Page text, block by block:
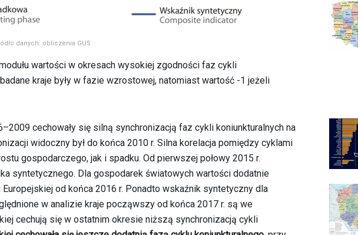
danych: obliczenia GUS
wartości w okresach wysokiej zgodności faz cykli
kraje były w fazie wzrostowej, natomiast wartość -1 jeżeli
cechowały się silną synchronizacją faz cykli koniunkturalnych na
widoczny był do końca 2010 r. Silna korelacja pomiędzy cyklami
gospodarczego, jak i spadku. Od pierwszej połowy 2015 r.
syntetycznego. Dla gospodarek światowych wartości dodatnie
od końca 2016 r. Ponadto wskaźnik syntetyczny dla
w analizie kraje począwszy od końca 2017 r. są we
cechują się w ostatnim okresie niższą synchronizacją cykli